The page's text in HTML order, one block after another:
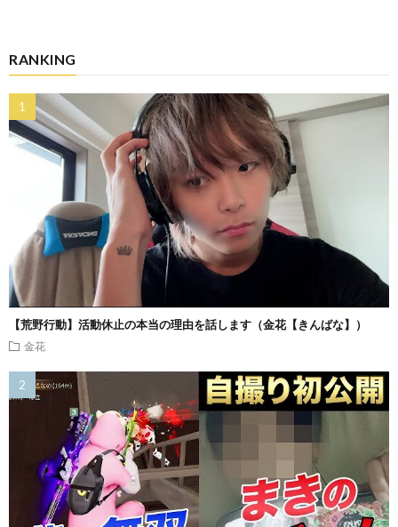
RANKING
【荒野行動】活動休止の本当の理由を話します（金花【きんばな】）
金花